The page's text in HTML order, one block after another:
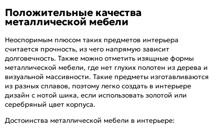
Положительные качества
металлической мебели
Неоспоримым плюсом таких предметов интерьера
считается прочность, из чего напрямую зависит
долговечность. Также можно отметить изящные формы
металлической мебели, где нет глухих полотен из дерева и
визуальной массивности. Такие предметы изготавливаются
из разных сплавов, поэтому легко создать в интерьере
дизайн с нотой шика, если использовать золотой или
серебряный цвет корпуса.
Достоинства металлической мебели в интерьере: